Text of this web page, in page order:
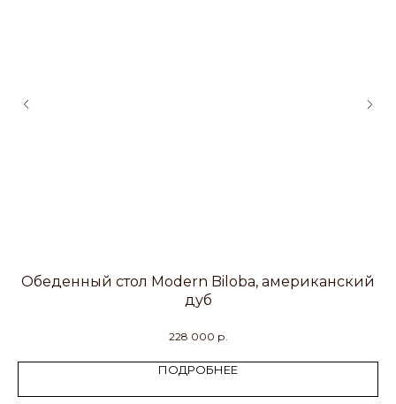
Обеденный стол Modern Biloba, американский
дуб
228 000 р.
ПОДРОБНЕЕ